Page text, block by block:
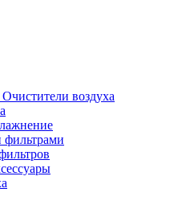
Очистители воздуха